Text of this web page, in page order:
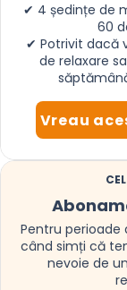
✔ 4 ședințe de
60
✔ Potrivit dacă
de relaxare
Vreau
Pentru perioade
când simți că
nevoie de